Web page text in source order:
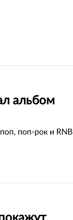
альбом
поп-рок и RNB